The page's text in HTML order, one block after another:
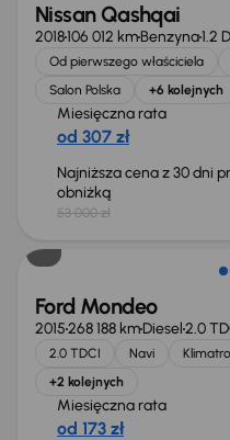
Nissan Qashqai
2018106 012 kmBenzyna1.2
Od pierwszego właściciela
Salon Polska
+6 kolejnych
Miesięczna rata
od 307 zł
Najniższa cena z 30 dni
obniżką
53 000 zł
Taniej o 1 000 zł
Ford Mondeo
2015268 188 kmDiesel2.0
2.0 TDCI Navi
+2 kolejnych
Miesięczna rata
od 173 zł